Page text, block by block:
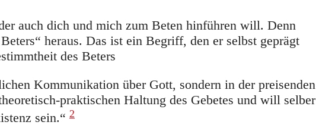
auch dich und mich zum Beten hinführen will. Denn
heraus. Das ist ein Begriff, den er selbst geprägt
des Beters
Kommunikation über Gott, sondern in der preisenden
praktischen Haltung des Gebetes und will selber
sein.“ 2